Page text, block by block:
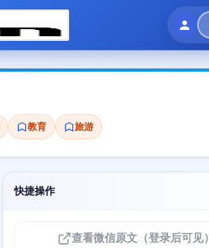
教育 旅游
快捷操作
查看微信原文（登录后可见）